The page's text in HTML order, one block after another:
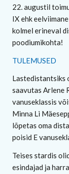
22. augustil
IX ehk
kolmel erineval
poodiumikohta!
TULEMUSED
Lastedistantsiks
saavutas Arlene
vanuseklassis
Minna Li
lõpetas oma
poisid E
Teises stardis
esindajad ja